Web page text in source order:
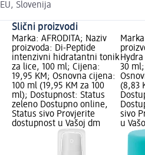
EU, Slovenija
Slični proizvodi
Marka: AFRODITA; Naziv
proizvoda: Di-Peptide
intenzivni hidratantni tonik
za lice, 100 ml; Cijena:
19,95 KM; Osnovna cijena:
100 ml (19,95 KM za 100
ml); Dostupnost: Status
zeleno Dostupno online,
Status sivo Provjerite
dostupnost u Vašoj dm
30
(8,83
sivo
u